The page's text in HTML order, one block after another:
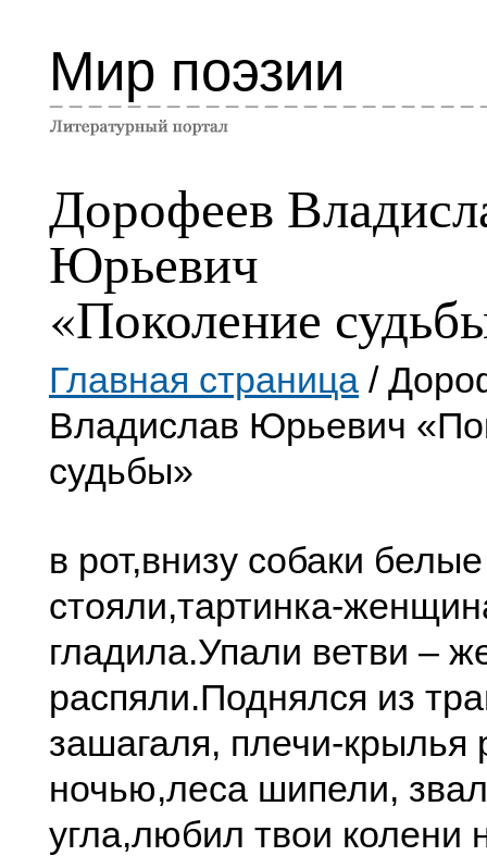
Мир поэзии
Дорофеев
Юрьевич
«Поколение
Главная страница /
Владислав Юрьевич
судьбы»
в рот,внизу собаки белые
стояли,тартинка-
гладила.Упали ветви –
распяли.Поднялся из
зашагаля, плечи-крылья
ночью,леса шипели,
угла,любил твои колени